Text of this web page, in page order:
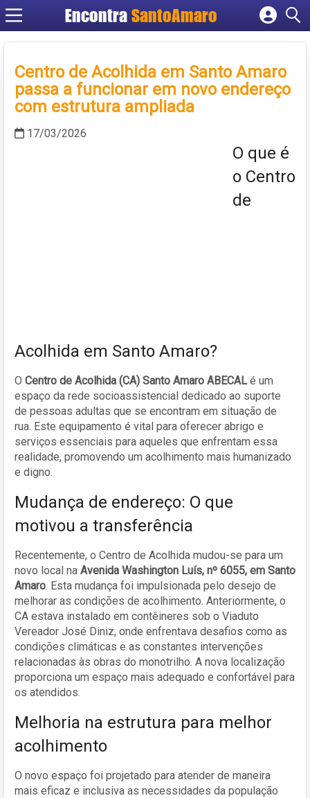
Encontra SantoAmaro
Cadastrar empresa
Criar conta
Centro de Acolhida em Santo Amaro
passa a funcionar em novo endereço
com estrutura ampliada
17/03/2026
O que é
o Centro
de
Acolhida em Santo Amaro?
O Centro de Acolhida (CA) Santo Amaro ABECALé um
espaço da rede socioassistencial dedicado ao suporte
de pessoas adultas que se encontram em situação de
rua. Este equipamento é vital para oferecer abrigo e
serviços essenciais para aqueles que enfrentam essa
realidade, promovendo um acolhimento mais humanizado
e digno.
Mudança de endereço: O que
motivou a transferência
Recentemente, o Centro de Acolhida mudou-se para um
novo local na Avenida Washington Luís, nº 6055, em Santo
Amaro. Esta mudança foi impulsionada pelo desejo de
melhorar as condições de acolhimento. Anteriormente, o
CA estava instalado em contêineres sob o Viaduto
Vereador José Diniz, onde enfrentava desafios como as
condições climáticas e as constantes intervenções
relacionadas às obras do monotrilho. A nova localização
proporciona um espaço mais adequado e confortável para
os atendidos.
Melhoria na estrutura para melhor
acolhimento
O novo espaço foi projetado para atender de maneira
mais eficaz e inclusiva as necessidades da população